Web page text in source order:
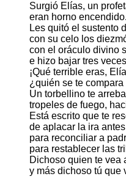
Surgió Elías, un
eran horno encendido.
Les quitó el sustento
con su celo los
con el oráculo divino
e hizo bajar tres
¡Qué terrible eras,
¿quién se te
Un torbellino te
tropeles de fuego,
Está escrito que te
de aplacar la ira
para reconciliar a
para restablecer las
Dichoso quien te vea
y más dichoso tú que